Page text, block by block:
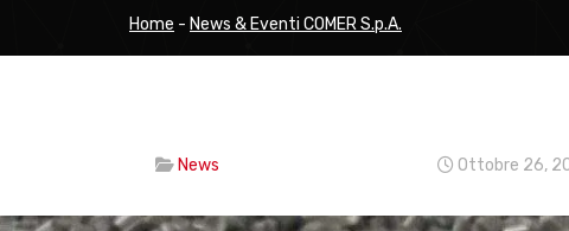
Home - News & Eventi COMER S.p.A.
News Ottobre 26,